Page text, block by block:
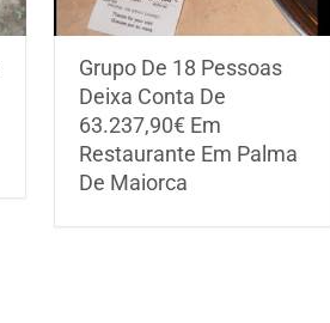
Grupo De 18 Pessoas
Deixa Conta De
63.237,90€ Em
Restaurante Em Palma
De Maiorca